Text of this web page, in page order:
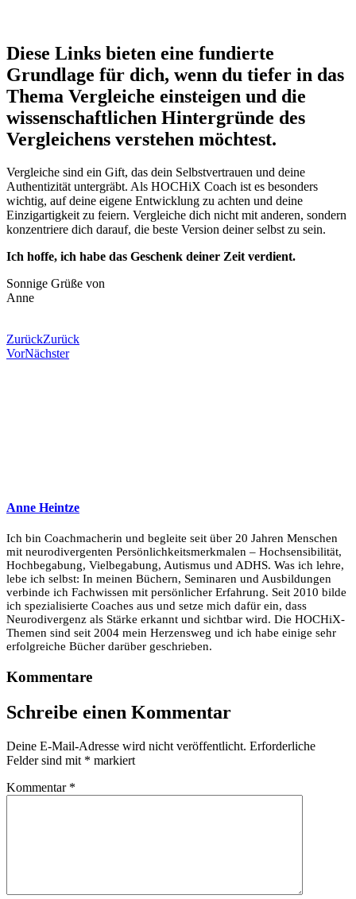
Diese Links bieten eine fundierte
Grundlage für dich, wenn du tiefer in das
Thema Vergleiche einsteigen und die
wissenschaftlichen Hintergründe des
Vergleichens verstehen möchtest.
Vergleiche sind ein Gift, das dein Selbstvertrauen und deine
Authentizität untergräbt. Als HOCHiX Coach ist es besonders
wichtig, auf deine eigene Entwicklung zu achten und deine
Einzigartigkeit zu feiern. Vergleiche dich nicht mit anderen, sondern
konzentriere dich darauf, die beste Version deiner selbst zu sein.
Ich hoffe, ich habe das Geschenk deiner Zeit verdient.
Sonnige Grüße von
Anne
ZurückZurück
VorNächster
Anne Heintze
Ich bin Coachmacherin und begleite seit über 20 Jahren Menschen
mit neurodivergenten Persönlichkeitsmerkmalen – Hochsensibilität,
Hochbegabung, Vielbegabung, Autismus und ADHS. Was ich lehre,
lebe ich selbst: In meinen Büchern, Seminaren und Ausbildungen
verbinde ich Fachwissen mit persönlicher Erfahrung. Seit 2010 bilde
ich spezialisierte Coaches aus und setze mich dafür ein, dass
Neurodivergenz als Stärke erkannt und sichtbar wird. Die HOCHiX-
Themen sind seit 2004 mein Herzensweg und ich habe einige sehr
erfolgreiche Bücher darüber geschrieben.
Kommentare
Schreibe einen Kommentar
Deine E-Mail-Adresse wird nicht veröffentlicht. Erforderliche
Felder sind mit * markiert
Kommentar *